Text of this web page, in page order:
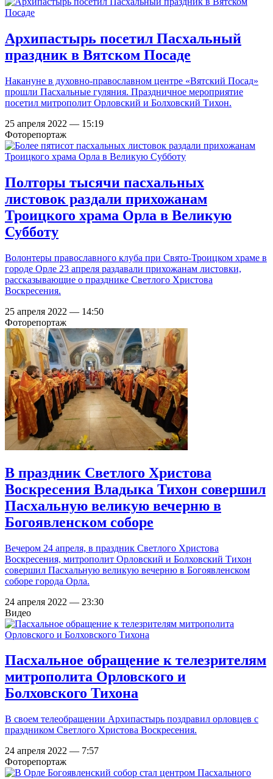
Архипастырь посетил Пасхальный
праздник в Вятском Посаде
Накануне в духовно-православном центре «Вятский Посад»
прошли Пасхальные гуляния. Праздничное мероприятие
посетил митрополит Орловский и Болховский Тихон.
25 апреля 2022 — 15:19
Фоторепортаж
Полторы тысячи пасхальных
листовок раздали прихожанам
Троицкого храма Орла в Великую
Субботу
Волонтеры православного клуба при Свято-Троицком храме в
городе Орле 23 апреля раздавали прихожанам листовки,
рассказывающие о празднике Светлого Христова
Воскресения.
25 апреля 2022 — 14:50
Фоторепортаж
В праздник Светлого Христова
Воскресения Владыка Тихон совершил
Пасхальную великую вечерню в
Богоявленском соборе
Вечером 24 апреля, в праздник Светлого Христова
Воскресения, митрополит Орловский и Болховский Тихон
совершил Пасхальную великую вечерню в Богоявленском
соборе города Орла.
24 апреля 2022 — 23:30
Видео
Пасхальное обращение к телезрителям
митрополита Орловского и
Болховского Тихона
В своем телеобращении Архипастырь поздравил орловцев с
праздником Светлого Христова Воскресения.
24 апреля 2022 — 7:57
Фоторепортаж